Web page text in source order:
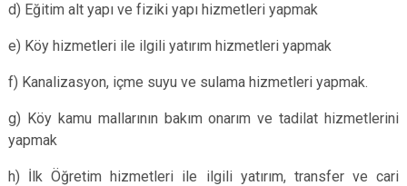
d) Eğitim alt yapı ve fiziki yapı hizmetleri yapmak
e) Köy hizmetleri ile ilgili yatırım hizmetleri yapmak
f) Kanalizasyon, içme suyu ve sulama hizmetleri yapmak.
g) Köy kamu mallarının bakım onarım ve tadilat hizmetlerini
yapmak
h) İlk Öğretim hizmetleri ile ilgili yatırım, transfer ve cari